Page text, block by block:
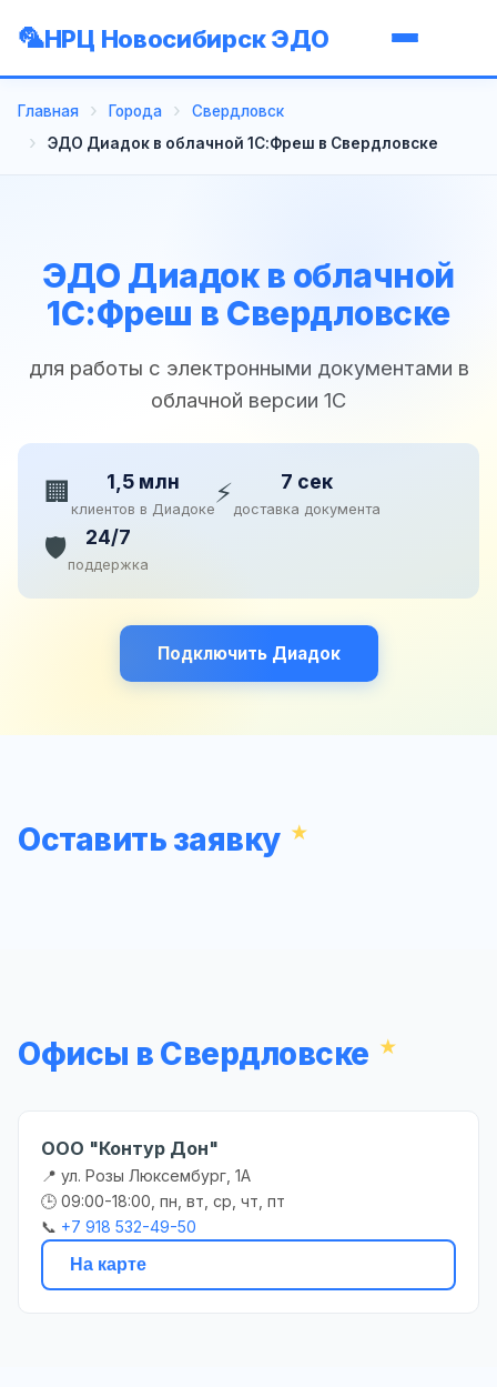
НРЦ Новосибирск ЭДО
Главная Города
Свердловск
ЭДО Диадок в облачной 1С:Фреш в Свердловске
ЭДО Диадок в облачной
1С:Фреш в Свердловске
для работы с электронными документами в
облачной версии 1С
🏢 1,5 млн
клиентов в Диадоке⚡ 7 сек
доставка документа
🛡️ 24/7
поддержка
Подключить Диадок
Оставить заявку
Офисы в Свердловске
ООО "Контур Дон"
📍 ул. Розы Люксембург, 1А
🕒 09:00-18:00, пн, вт, ср, чт, пт
📞 +7 918 532-49-50
На карте